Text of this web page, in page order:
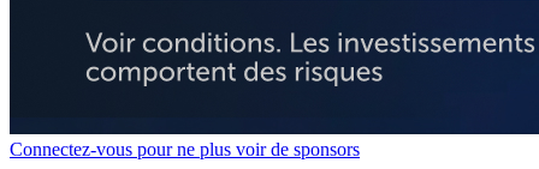
Connectez-vous pour ne plus voir de sponsors